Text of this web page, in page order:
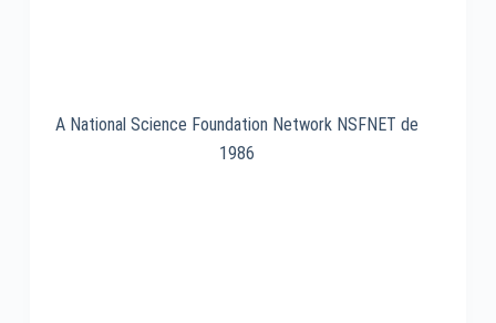
A National Science Foundation Network NSFNET de
1986